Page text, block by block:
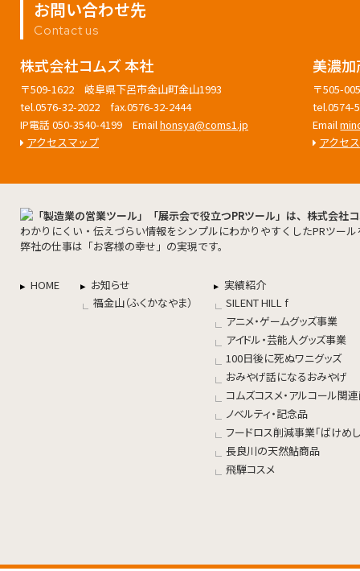
お問い合わせ先
Contact us
株式会社コムズ 本社
〒509-1622 岐阜県下呂市金山町金山1993
tel.0576-32-2022 fax.0576-32-2444
IP電話 050-3540-4199 Emailhonsya@coms1.jp
アクセスマップ
美濃
〒505-
tel.0574-
Email
アクセ
わかりにくい・伝えづらい情報をシンプルにわかりやすくしたPRツー
弊社の仕事は「お客様の幸せ」の実現です。
HOME
お知らせ
福金山（ふくかなやま）
実績紹介
SILENT HILL f
アニメ・ゲームグッズ事業
アイドル・芸能人グッズ事業
100日後に死ぬワニグッズ
おみやげ話になるおみやげ
コムズコスメ・アルコール関
ノベルティ・記念品
フードロス削減事業「ばけめし
長良川の天然鮎商品
飛騨コスメ